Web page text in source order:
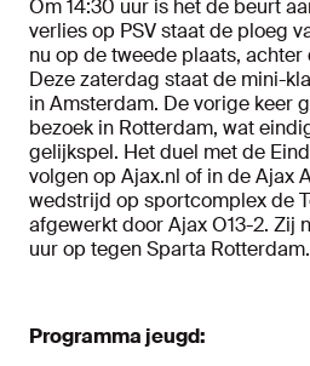
Om 14:30 uur is het de beurt
verlies op PSV staat de ploeg
nu op de tweede plaats, achter
Deze zaterdag staat de mini-
in Amsterdam. De vorige keer
bezoek in Rotterdam, wat
gelijkspel. Het duel met de
volgen op Ajax.nl of in de Ajax
wedstrijd op sportcomplex de
afgewerkt door Ajax O13-2. Zij
uur op tegen Sparta Rotterdam.
Programma jeugd: